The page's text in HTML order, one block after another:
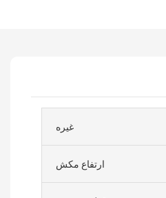
غیره
ارتفاع مکش